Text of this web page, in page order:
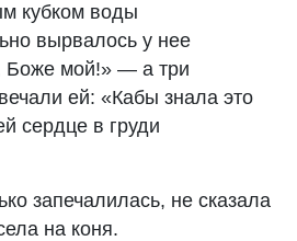
кубком воды
вырвалось у нее
Боже мой!» — а три
ей: «Кабы знала это
сердце в груди
запечалилась, не сказала
на коня.